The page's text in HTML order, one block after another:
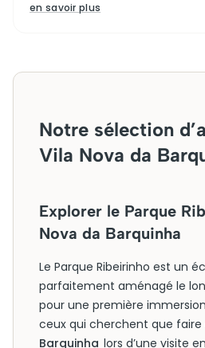
en savoir plus
Notre sélection
Vila Nova da
Explorer le Parque
Nova da Barquinha
Le Parque Ribeirinho est un
parfaitement aménagé le
pour une première
ceux qui cherchent que faire
Barquinha lors d’une visite